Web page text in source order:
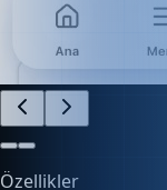
Özellikler
İşletmenizi